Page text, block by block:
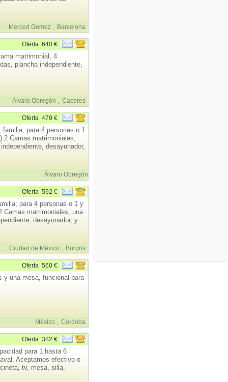
Merced Gomez , Barcelona
Oferta 640 €
matrimonial, 4
plancha independiente,
Álvaro Obregón , Caceres
Oferta 479 €
familia; para 4 personas o 1
2 Camas matrimoniales,
desayunador,
Álvaro Obregón
Oferta 592 €
para 4 personas o 1 y
Camas matrimoniales, una
desayunador, y
Ciudad de México , Burgos
Oferta 560 €
y una mesa, funcional para
México , Cordoba
Oferta 382 €
para 1 hasta 6
Aceptamos efectivo o
tv, mesa, silla,